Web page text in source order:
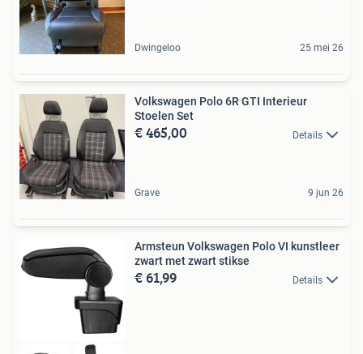
Dwingeloo 25 mei 26
Volkswagen Polo 6R GTI Interieur
Stoelen Set
€ 465,00 Details
Grave 9 jun 26
Armsteun Volkswagen Polo VI kunstleer
zwart met zwart stikse
€ 61,99 Details